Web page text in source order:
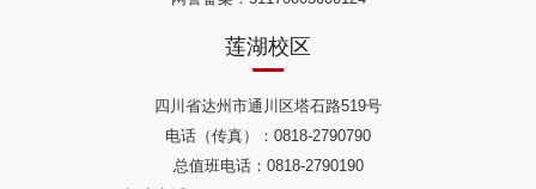
莲湖校区
四川省达州市通川区塔石路519号
电话（传真）：0818-2790790
总值班电话：0818-2790190